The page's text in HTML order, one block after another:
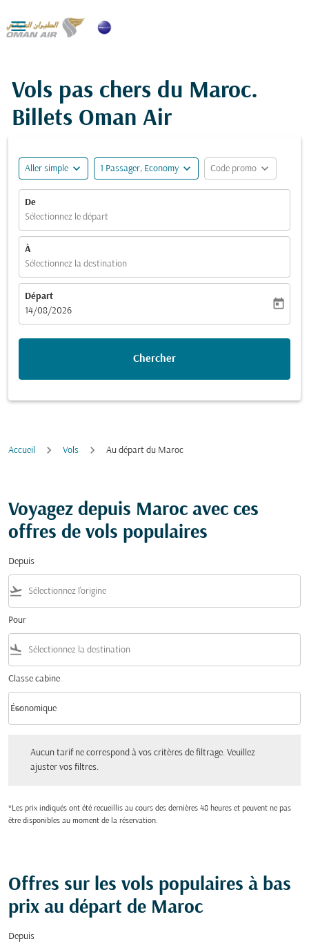

Vols pas chers du Maroc.
Billets Oman Air
Aller simple expand_more 1 Passager, Economy expand_more Code promo expand_more
De
Sélectionnez le départ
À
Sélectionnez la destination
Départ
fc-booking-departure-date-aria-label
14/08/2026
today
Chercher
Accueil Vols Au départ du Maroc
Voyagez depuis Maroc avec ces
offres de vols populaires
Depuis
flight_takeoff
Pour
flight_land
Classe cabine
Classe cabine option Économique Selected
Économique
keyboard_arrow_down
Aucun tarif ne correspond à vos critères de filtrage. Veuillez
ajuster vos filtres.
*Les prix indiqués ont été recueillis au cours des dernières 48 heures et peuvent ne pas
être disponibles au moment de la réservation.
Offres sur les vols populaires à bas
prix au départ de Maroc
Depuis